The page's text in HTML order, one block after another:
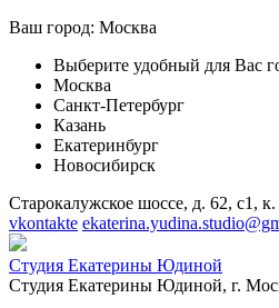
Ваш город: Москва
Выберите удобный для Вас
Москва
Санкт-Петербург
Казань
Екатеринбург
Новосибирск
Старокалужское шоссе, д. 62, с1,
vkontakte
Студия Екатерины Юдиной
Студия Екатерины Юдиной, г.